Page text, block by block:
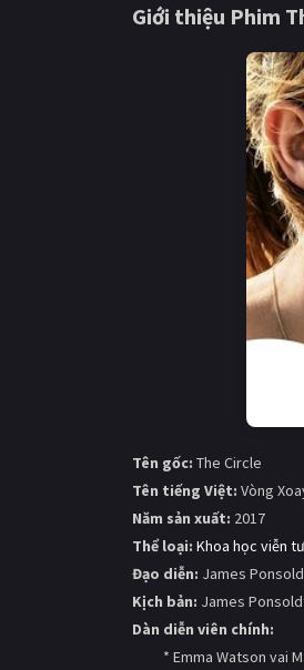
Giới thiệu Phim
Tên gốc: The Circle
Tên tiếng Việt: Vòng
Năm sản xuất: 2017
Thể loại: Khoa học viễn
Đạo diễn: James
Kịch bản: James
Dàn diễn viên chính:
* Emma Watson vai